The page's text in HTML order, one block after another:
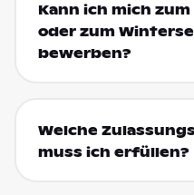
Kann ich mich
oder zum
bewerben?
Welche
muss ich erfüllen?